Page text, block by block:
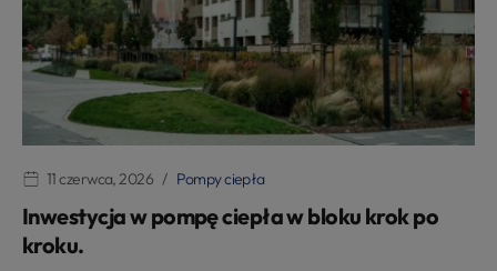
11 czerwca, 2026 Pompy ciepła
Inwestycja w pompę ciepła w bloku krok po
kroku.